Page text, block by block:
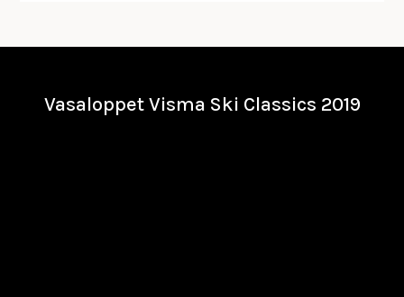
Vasaloppet Visma Ski Classics 2019